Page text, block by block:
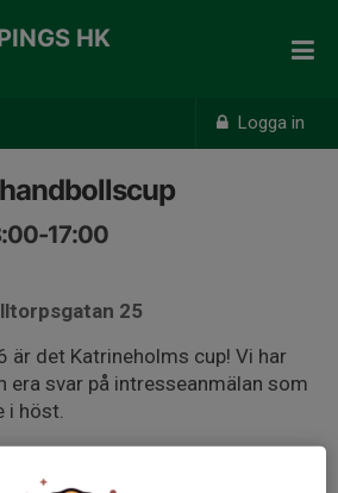
Logga in
HK
17:00
25
är det Katrineholms cup! Vi har
era svar på intresseanmälan som
i höst.